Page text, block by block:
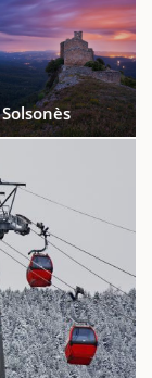
Solsonès